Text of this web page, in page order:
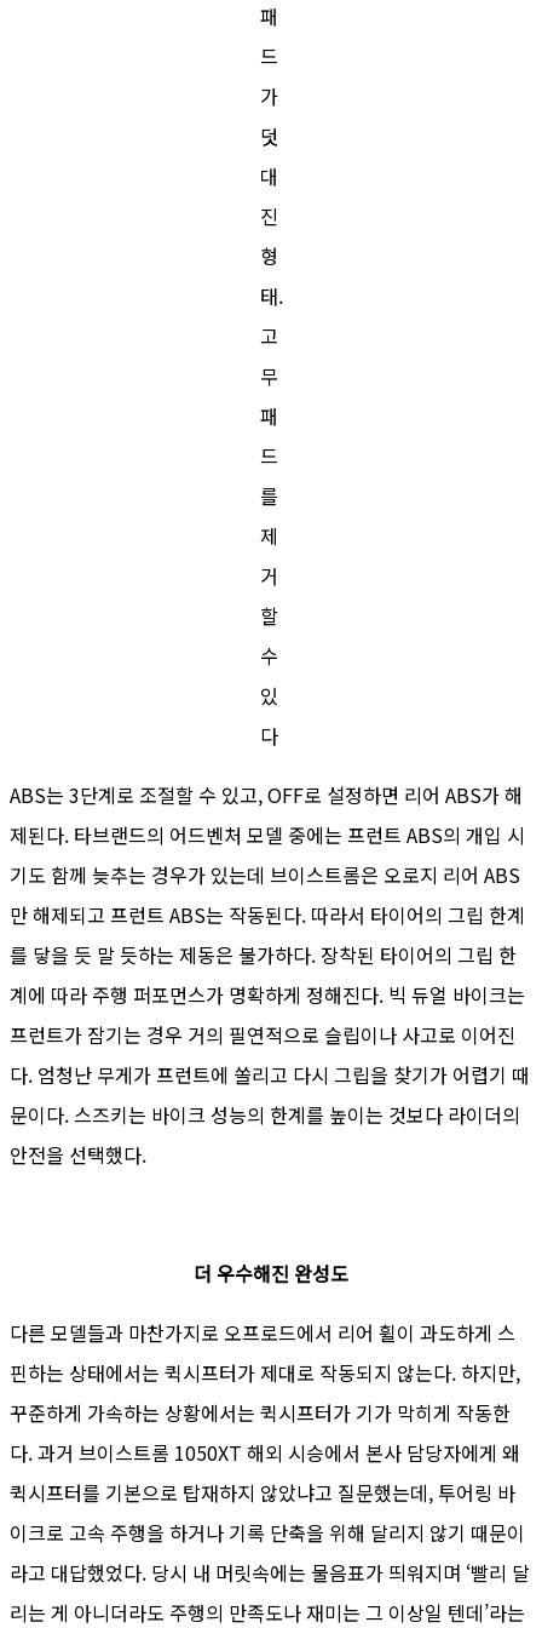
패
드
가
덧
대
진
형
태.
고
무
패
드
를
제
거
할
수
있
다
ABS는 3단계로 조절할 수 있고, OFF로 설정하면 리어 ABS가 해
제된다. 타브랜드의 어드벤처 모델 중에는 프런트 ABS의 개입 시
기도 함께 늦추는 경우가 있는데 브이스트롬은 오로지 리어 ABS
만 해제되고 프런트 ABS는 작동된다. 따라서 타이어의 그립 한계
를 닿을 듯 말 듯하는 제동은 불가하다. 장착된 타이어의 그립 한
계에 따라 주행 퍼포먼스가 명확하게 정해진다. 빅 듀얼 바이크는
프런트가 잠기는 경우 거의 필연적으로 슬립이나 사고로 이어진
다. 엄청난 무게가 프런트에 쏠리고 다시 그립을 찾기가 어렵기 때
문이다. 스즈키는 바이크 성능의 한계를 높이는 것보다 라이더의
안전을 선택했다.
더 우수해진 완성도
다른 모델들과 마찬가지로 오프로드에서 리어 휠이 과도하게 스
핀하는 상태에서는 퀵시프터가 제대로 작동되지 않는다. 하지만,
꾸준하게 가속하는 상황에서는 퀵시프터가 기가 막히게 작동한
다. 과거 브이스트롬 1050XT 해외 시승에서 본사 담당자에게 왜
퀵시프터를 기본으로 탑재하지 않았냐고 질문했는데, 투어링 바
이크로 고속 주행을 하거나 기록 단축을 위해 달리지 않기 때문이
라고 대답했었다. 당시 내 머릿속에는 물음표가 띄워지며 ‘빨리 달
리는 게 아니더라도 주행의 만족도나 재미는 그 이상일 텐데’라는